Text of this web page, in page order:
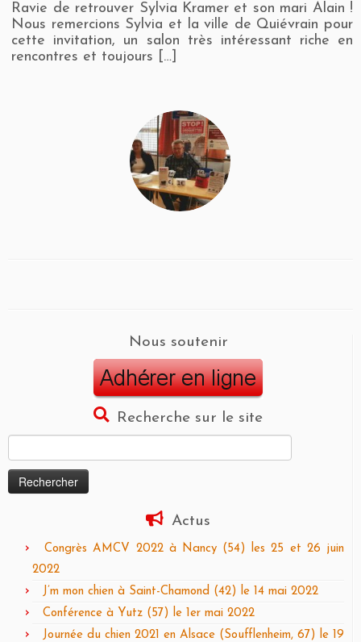
Ravie de retrouver Sylvia Kramer et son mari Alain !
Nous remercions Sylvia et la ville de Quiévrain pour
cette invitation, un salon très intéressant riche en
rencontres et toujours […]
Nous soutenir
Recherche sur le site
Actus
Congrès AMCV 2022 à Nancy (54) les 25 et 26 juin
2022
J’m mon chien à Saint-Chamond (42) le 14 mai 2022
Conférence à Yutz (57) le 1er mai 2022
Journée du chien 2021 en Alsace (Soufflenheim, 67) le 19